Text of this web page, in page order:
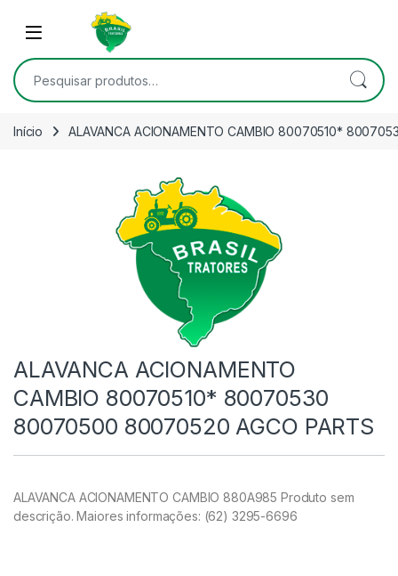
Skip to navigation
Open
Pesquisar por:
Início ALAVANCA ACIONAMENTO CAMBIO 80070510*
ALAVANCA ACIONAMENTO
CAMBIO 80070510* 80070530
80070500 80070520 AGCO PARTS
ALAVANCA ACIONAMENTO CAMBIO 880A985 Produto sem
descrição. Maiores informações: (62) 3295-6696